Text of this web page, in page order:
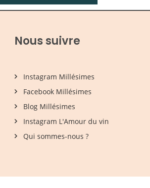
Nous suivre
Instagram Millésimes
Facebook Millésimes
Blog Millésimes
Instagram L'Amour du vin
Qui sommes-nous ?